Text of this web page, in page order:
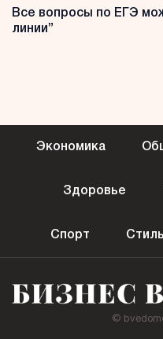
Все вопросы по ЕГЭ
линии”
Экономика
Здоровье
Спорт
©